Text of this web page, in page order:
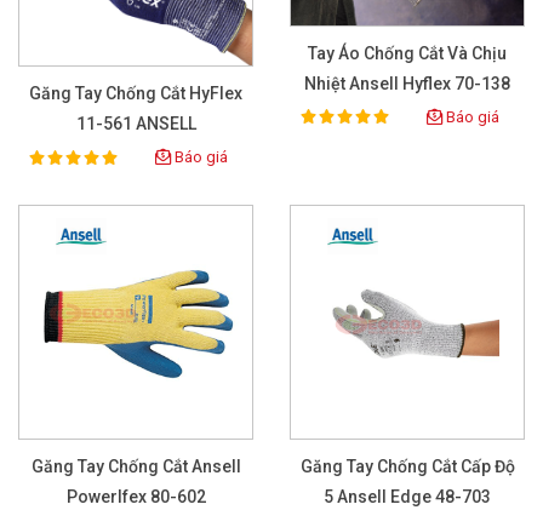
Găng Tay Chống Cắt HyFlex
11-561 ANSELL
Rating:
100% Báo giá
Tay Áo Chống Cắt Và Chịu
Nhiệt Ansell Hyflex 70-138
Rating:
100% Báo giá
Găng Tay Chống Cắt Ansell
Powerlfex 80-602
Găng Tay Chống Cắt Cấp Độ
5 Ansell Edge 48-703